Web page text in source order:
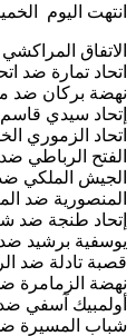
انتهت اليوم الخميس
الاتفاق
اتحاد تمارة ضد
نهضة بركان ضد
إتحاد سيدي
اتحاد الزموري
الفتح الرباطي
الجيش الملكي
المنصورية ضد
إتحاد طنجة ضد
يوسفية برشيد
قصبة تادلة ضد
نهضة الزمامرة
أولمبيك آسفي
شباب المسيرة